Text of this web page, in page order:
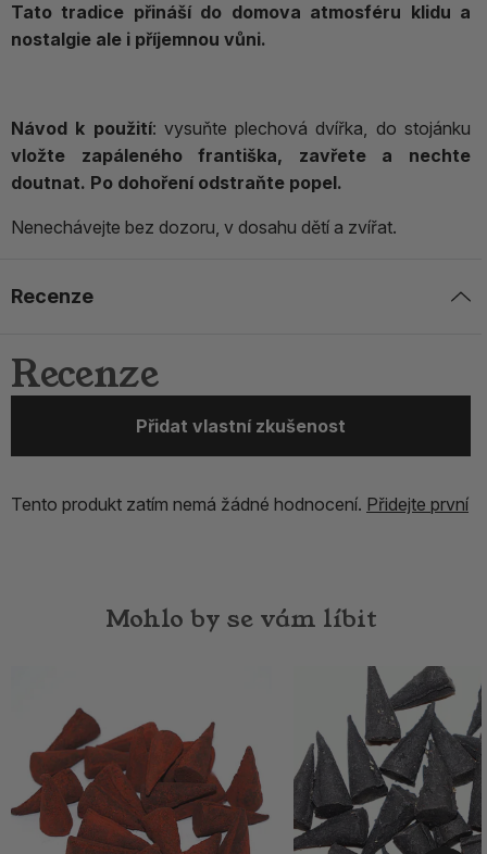
Tato tradice přináší do domova atmosféru klidu a
nostalgie ale i příjemnou vůni.
Návod k použití: vysuňte plechová dvířka, do stojánku
vložte zapáleného františka, zavřete a nechte
doutnat. Po dohoření odstraňte popel.
Nenechávejte bez dozoru, v dosahu dětí a zvířat.
Recenze
Recenze
Přidat vlastní zkušenost
Tento produkt zatím nemá žádné hodnocení. Přidejte první
Mohlo by se vám líbit